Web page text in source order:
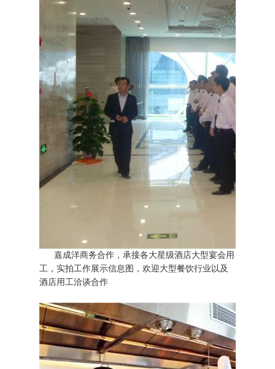
嘉成洋商务合作，承接各大星级酒店大型宴会用
工，实拍工作展示信息图，欢迎大型餐饮行业以及
酒店用工洽谈合作